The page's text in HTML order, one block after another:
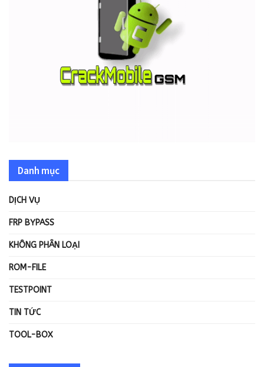
Danh mục
DỊCH VỤ
FRP BYPASS
KHÔNG PHÂN LOẠI
ROM-FILE
TESTPOINT
TIN TỨC
TOOL-BOX